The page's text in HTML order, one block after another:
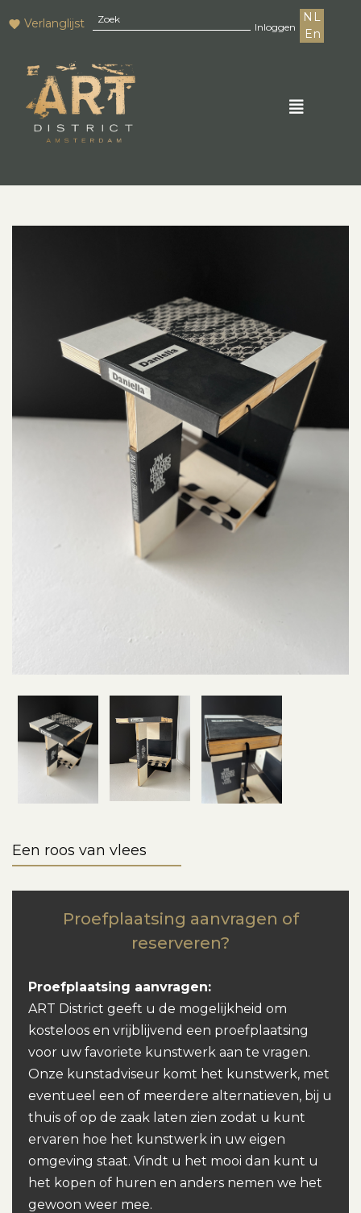
Verlanglijst Inloggen
NL
En
Een roos van vlees
Proefplaatsing aanvragen of
reserveren?
Proefplaatsing aanvragen:
ART District geeft u de mogelijkheid om
kosteloos en vrijblijvend een proefplaatsing
voor uw favoriete kunstwerk aan te vragen.
Onze kunstadviseur komt het kunstwerk, met
eventueel een of meerdere alternatieven, bij u
thuis of op de zaak laten zien zodat u kunt
ervaren hoe het kunstwerk in uw eigen
omgeving staat. Vindt u het mooi dan kunt u
het kopen of huren en anders nemen we het
gewoon weer mee.